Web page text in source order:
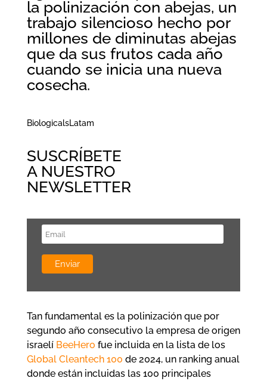
la polinización con abejas, un
trabajo silencioso hecho por
millones de diminutas abejas
que da sus frutos cada año
cuando se inicia una nueva
cosecha.
BiologicalsLatam
SUSCRÍBETE
A NUESTRO
NEWSLETTER
Tan fundamental es la polinización que por
segundo año consecutivo la empresa de origen
israelí BeeHero fue incluida en la lista de los
Global Cleantech 100 de 2024, un ranking anual
donde están incluidas las 100 principales